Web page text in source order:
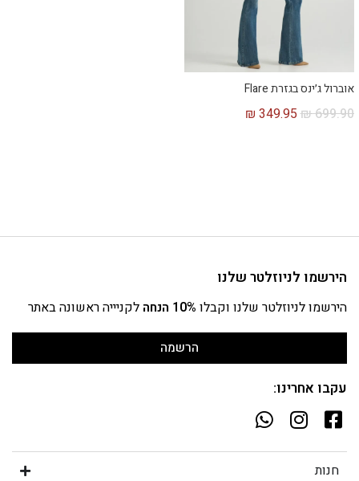
אוברול ג׳ינס בגזרת Flare
₪699.90
₪ 349.95
הירשמו לניוזלטר שלנו
הירשמו לניוזלטר שלנו וקבלו 10% הנחה לקניייה ראשונה באתר
הרשמה
עקבו אחרינו:
חנות